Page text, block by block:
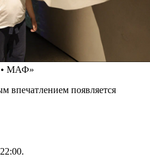
• МАФ»
появляется